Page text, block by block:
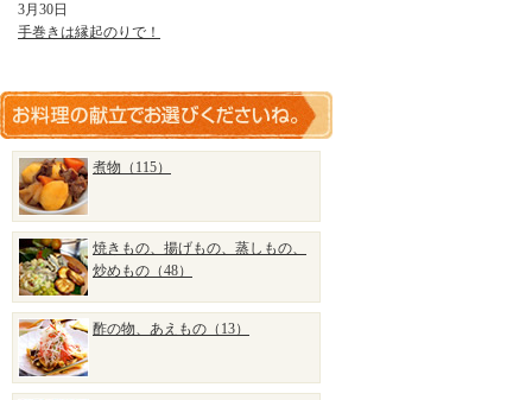
3月30日
手巻きは縁起のりで！
煮物（115）
焼きもの、揚げもの、蒸しもの、
炒めもの（48）
酢の物、あえもの（13）